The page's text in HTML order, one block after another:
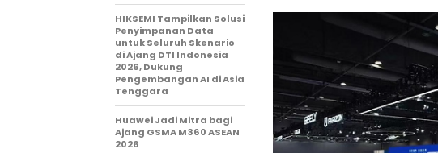
HIKSEMI Tampilkan Solusi
Penyimpanan Data
untuk Seluruh Skenario
di Ajang DTI Indonesia
2026, Dukung
Pengembangan AI di Asia
Tenggara
Huawei Jadi Mitra bagi
Ajang GSMA M360 ASEAN
2026